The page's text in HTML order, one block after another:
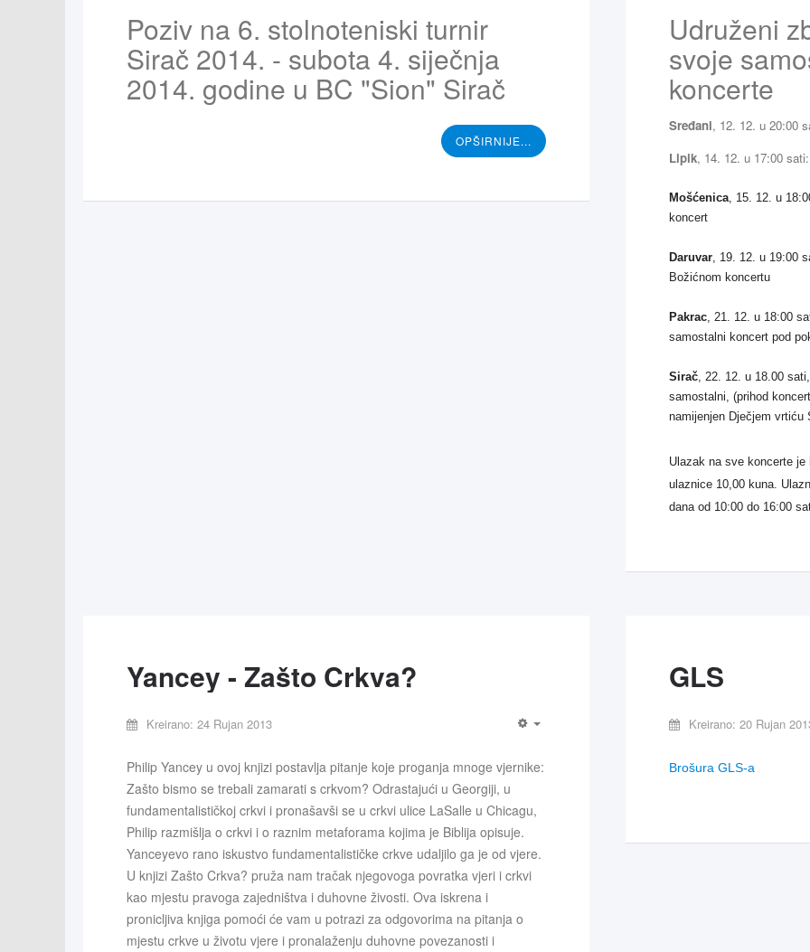
Poziv na 6. stolnoteniski turnir
Sirač 2014. - subota 4. siječnja
2014. godine u BC "Sion" Sirač
OPŠIRNIJE...
Udruženi
svoje
koncerte
Sređani, 12. 12. u 20:00
Lipik, 14. 12. u 17:00
Mošćenica, 15. 12. u
koncert
Daruvar, 19. 12. u 19:00
Božićnom koncertu
Pakrac, 21. 12. u 18:00
samostalni koncert pod
Sirač, 22. 12. u 18.00
samostalni, (prihod
namijenjen Dječjem vrtiću
Ulazak na sve koncerte
ulaznice 10,00 kuna.
dana od 10:00 do 16:00
Yancey - Zašto Crkva?
Kreirano: 24 Rujan 2013
Philip Yancey u ovoj knjizi postavlja pitanje koje proganja mnoge vjernike:
Zašto bismo se trebali zamarati s crkvom? Odrastajući u Georgiji, u
fundamentalističkoj crkvi i pronašavši se u crkvi ulice LaSalle u Chicagu,
Philip razmišlja o crkvi i o raznim metaforama kojima je Biblija opisuje.
Yanceyevo rano iskustvo fundamentalističke crkve udaljilo ga je od vjere.
U knjizi Zašto Crkva? pruža nam tračak njegovoga povratka vjeri i crkvi
kao mjestu pravoga zajedništva i duhovne živosti. Ova iskrena i
pronicljiva knjiga pomoći će vam u potrazi za odgovorima na pitanja o
mjestu crkve u životu vjere i pronalaženju duhovne povezanosti i
GLS
Kreirano: 20 Rujan
Brošura GLS-a